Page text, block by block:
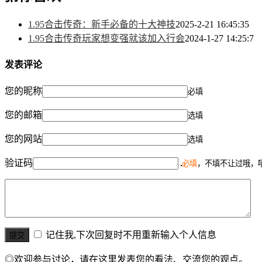
1.95合击传奇：新手必备的十大神技2025-2-21 16:45:35
1.95合击传奇玩家想变强就该加入行会2024-1-27 14:25:7
发表评论
您的昵称 必填
您的邮箱 选填
您的网站 选填
验证码 必填，不填不让过哦，
记住我,下次回复时不用重新输入个人信息
◎欢迎参与讨论，请在这里发表您的看法、交流您的观点。